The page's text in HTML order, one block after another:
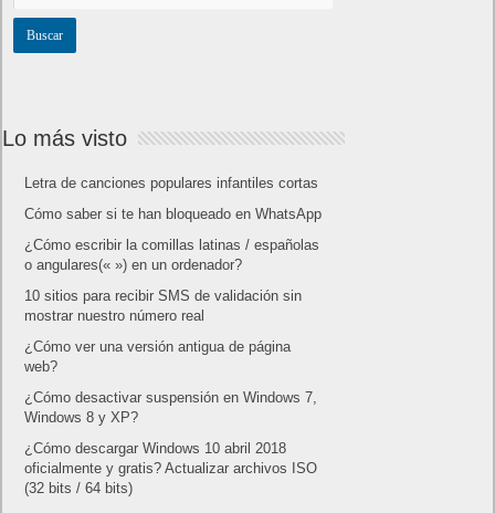
Lo más visto
Letra de canciones populares infantiles cortas
Cómo saber si te han bloqueado en WhatsApp
¿Cómo escribir la comillas latinas / españolas
o angulares(« ») en un ordenador?
10 sitios para recibir SMS de validación sin
mostrar nuestro número real
¿Cómo ver una versión antigua de página
web?
¿Cómo desactivar suspensión en Windows 7,
Windows 8 y XP?
¿Cómo descargar Windows 10 abril 2018
oficialmente y gratis? Actualizar archivos ISO
(32 bits / 64 bits)